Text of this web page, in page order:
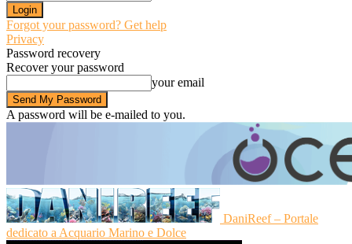
Forgot your password? Get help
Privacy
Password recovery
Recover your password
your email
A password will be e-mailed to you.
DaniReef – Portale
dedicato a Acquario Marino e Dolce